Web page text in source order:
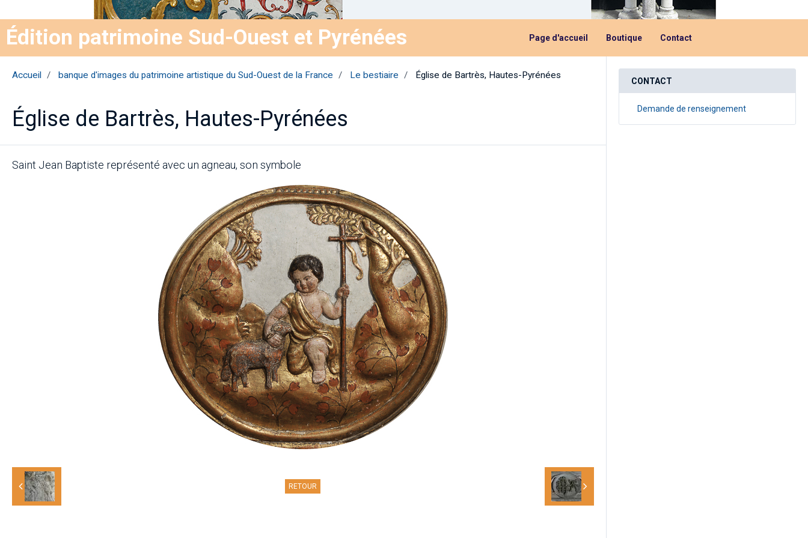
Édition patrimoine Sud-Ouest et Pyrénées Page d'accueil Boutique Contact
Accueil banque d'images du patrimoine artistique du Sud-Ouest de la France Le bestiaire Église de Bartrès, Hautes-Pyrénées
Église de Bartrès, Hautes-Pyrénées
Saint Jean Baptiste représenté avec un agneau, son symbole
RETOUR
CONTACT
Demande de renseignement